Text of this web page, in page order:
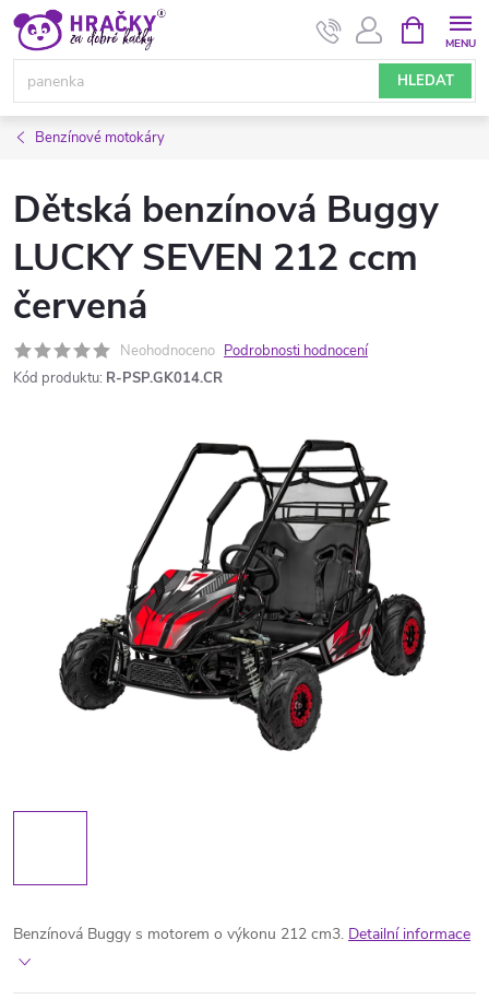
Přejít
obsah
HLEDAT
NÁKUPNÍ
KOŠÍK
Benzínové motokáry
Dětská benzínová Buggy
LUCKY SEVEN 212 ccm
červená
Neohodnoceno Podrobnosti hodnocení
Kód produktu: R-PSP.GK014.CR
Benzínová Buggy s motorem o výkonu 212 cm3. Detailní informace